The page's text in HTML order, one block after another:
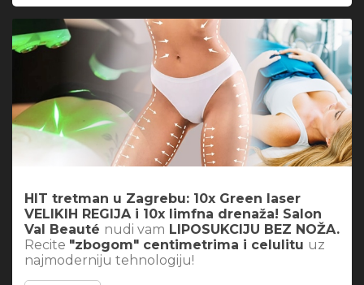
HIT tretman u Zagrebu: 10x Green laser
VELIKIH REGIJA i 10x limfna drenaža! Salon
Val Beauté nudi vam LIPOSUKCIJU BEZ NOŽA.
Recite "zbogom" centimetrima i celulitu uz
najmoderniju tehnologiju!